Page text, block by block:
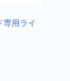
専用ライ